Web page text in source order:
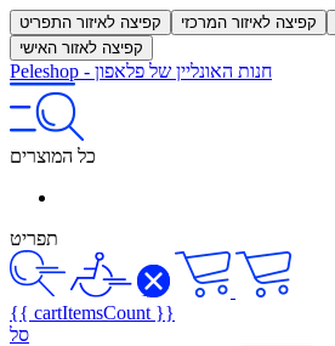
קפיצה לאיזור התפריט קפיצה לאיזור המרכזי
קפיצה לאזור האישי
Peleshop - חנות האונליין של פלאפון
כל המוצרים
תפריט
{{ cartItemsCount }}
סל